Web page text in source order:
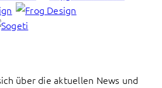
über die aktuellen News und